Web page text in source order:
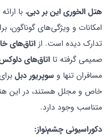
هتل الخوری این بر دبی، با
امکانات و ویژگی‌های گوناگون،
تدارک دیده است. از اتاق‌های
صمیمی گرفته تا اتاق‌های
مسافران تنها و سوپریور دبل
خاص و مجلل هستند، در این
متناسب وجود دارد.
دکوراسیونی چشم‌نواز: